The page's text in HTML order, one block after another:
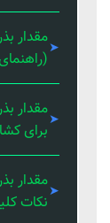
مقدار
مقدار
برای
مقدار
نکات